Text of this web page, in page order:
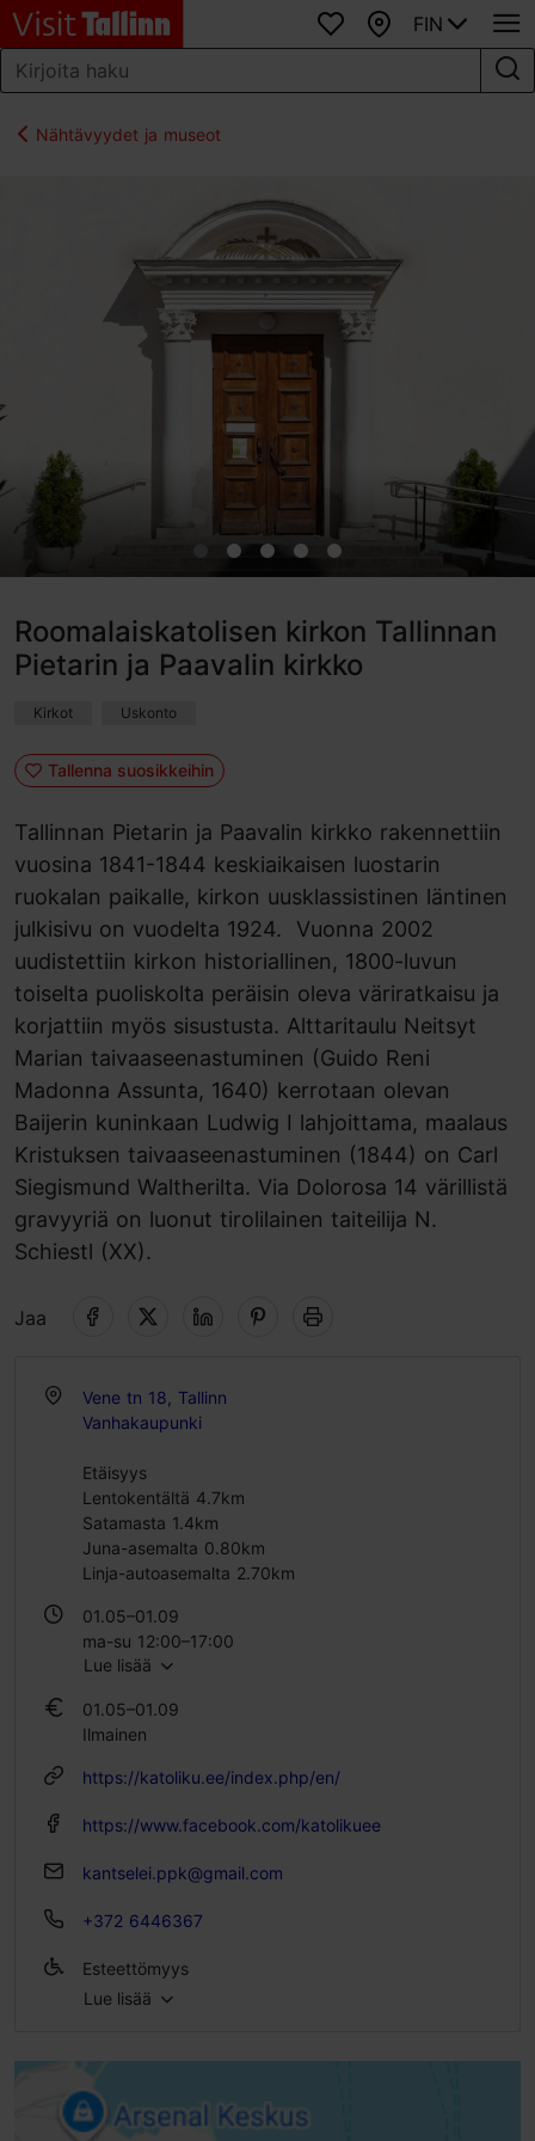
SuosikitKartta
FIN
Nähtävyydet ja museot
Roomalaiskatolisen kirkon Tallinnan
Pietarin ja Paavalin kirkko
Kirkot Uskonto
Tallenna suosikkeihin
Tallinnan Pietarin ja Paavalin kirkko rakennettiin
vuosina 1841-1844 keskiaikaisen luostarin
ruokalan paikalle, kirkon uusklassistinen läntinen
julkisivu on vuodelta 1924. Vuonna 2002
uudistettiin kirkon historiallinen, 1800-luvun
toiselta puoliskolta peräisin oleva väriratkaisu ja
korjattiin myös sisustusta. Alttaritaulu Neitsyt
Marian taivaaseenastuminen (Guido Reni
Madonna Assunta, 1640) kerrotaan olevan
Baijerin kuninkaan Ludwig I lahjoittama, maalaus
Kristuksen taivaaseenastuminen (1844) on Carl
Siegismund Waltherilta. Via Dolorosa 14 värillistä
gravyyriä on luonut tirolilainen taiteilija N.
Schiestl (XX).
Jaa
Vene tn 18, Tallinn
Vanhakaupunki
Etäisyys
Lentokentältä 4.7km
Satamasta 1.4km
Juna-asemalta 0.80km
Linja-autoasemalta 2.70km
01.05–01.09
ma-su 12:00–17:00
Kauempaa katsottavissa
Lue lisää
01.05–01.09
Ilmainen
https://katoliku.ee/index.php/en/
https://www.facebook.com/katolikuee
kantselei.ppk@gmail.com
+372 6446367
Esteettömyys
Esteetön pääsy lastenvaunuilla
Ei pääsyä sähköpyörätuolilla
Lue lisää